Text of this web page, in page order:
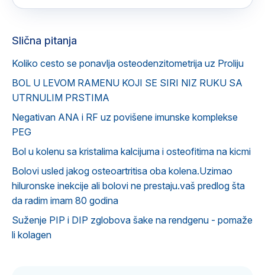
Slična pitanja
Koliko cesto se ponavlja osteodenzitometrija uz Proliju
BOL U LEVOM RAMENU KOJI SE SIRI NIZ RUKU SA
UTRNULIM PRSTIMA
Negativan ANA i RF uz povišene imunske komplekse
PEG
Bol u kolenu sa kristalima kalcijuma i osteofitima na kicmi
Bolovi usled jakog osteoartritisa oba kolena.Uzimao
hiluronske inekcije ali bolovi ne prestaju.vaš predlog šta
da radim imam 80 godina
Suženje PIP i DIP zglobova šake na rendgenu - pomaže
li kolagen